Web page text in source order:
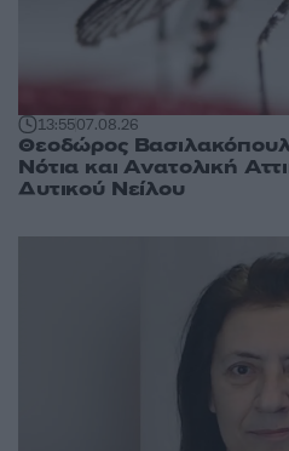
13:5507.08.26
Θεοδώρος
Νότια και Ανατολική
Δυτικού Νείλου